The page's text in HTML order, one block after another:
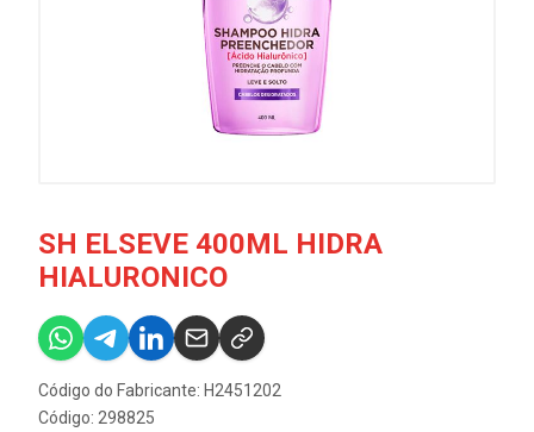
SH ELSEVE 400ML HIDRA
HIALURONICO
Código do Fabricante: H2451202
Código: 298825